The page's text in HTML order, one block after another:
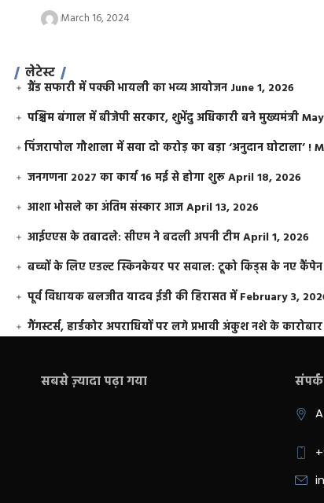
March 16, 2024
लेटेस्ट
ग्रैंड सफारी में पक्की भायली का भव्य आयोजन June 1, 2026
पश्चिम बंगाल में बीजेपी सरकार, शुभेंदु अधिकारी बने मुख्यमंत्री
​पिंजरापोल गौशाला में सवा दो करोड़ का बड़ा ‘अनुदान घोटाला’ !
जनगणना 2027 का कार्य 16 मई से होगा शुरूApril 18, 2026
आशा भोसले का अंतिम संस्कार आजApril 13, 2026
आईएएस के तबादले: सीएम ने बदली अपनी टीमApril 1, 2026
बच्चों के लिए एडल्ट स्किनकेयर पर सवाल: टूको किड्स के नए
पूर्व विधायक बलजीत यादव ईडी की हिरासत में February 3,
गैंगस्टर्स, हार्डकोर अपराधियों पर लगे प्रभावी अंकुश नशे के
सबसे ज़्यादा पढ़ा गया